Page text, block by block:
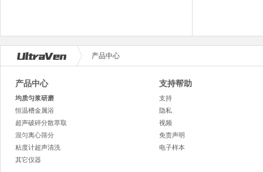
产品中心
产品中心
均质匀浆研磨
恒温槽金属浴
超声破碎分散萃取
混匀离心筛分
粘度计超声清洗
其它仪器
支持帮助
支持
隐私
视频
免责声明
电子样本